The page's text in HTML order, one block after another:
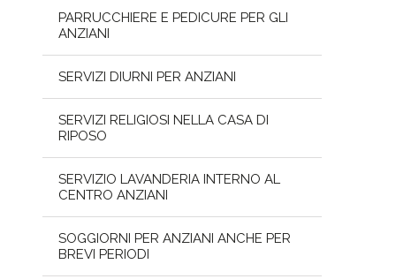
PARRUCCHIERE E PEDICURE PER GLI
ANZIANI
SERVIZI DIURNI PER ANZIANI
SERVIZI RELIGIOSI NELLA CASA DI
RIPOSO
SERVIZIO LAVANDERIA INTERNO AL
CENTRO ANZIANI
SOGGIORNI PER ANZIANI ANCHE PER
BREVI PERIODI